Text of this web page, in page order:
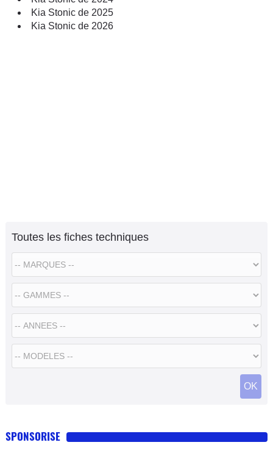
Kia Stonic de 2025
Kia Stonic de 2026
Toutes les fiches techniques
SPONSORISE